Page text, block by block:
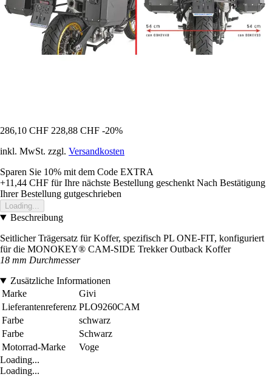
286,10 CHF 228,88 CHF -20%
inkl. MwSt. zzgl. Versandkosten
Sparen Sie 10% mit dem Code EXTRA
+11,44 CHF für Ihre nächste Bestellung geschenkt Nach Bestätigung
Ihrer Bestellung gutgeschrieben
Loading...
Beschreibung
Seitlicher Trägersatz für Koffer, spezifisch PL ONE-FIT, konfiguriert
für die MONOKEY® CAM-SIDE Trekker Outback Koffer
18 mm Durchmesser
Zusätzliche Informationen
Marke
Givi
Lieferantenreferenz PLO9260CAM
Farbe
schwarz
Farbe
Schwarz
Motorrad-Marke
Voge
Loading...
Loading...